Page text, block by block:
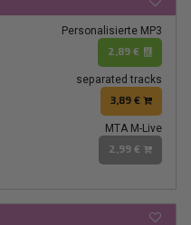
Personalisierte MP3
2,89 €
separated tracks
3,89 €
MTA M-Live
2,99 €